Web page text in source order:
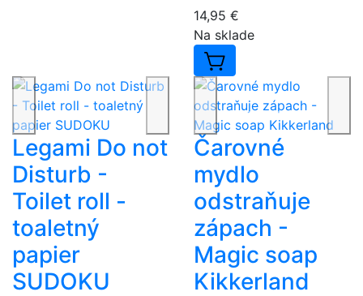
14,95 €
Na sklade
Legami Do not
Disturb -
Toilet roll -
toaletný
papier
SUDOKU
Čarovné
mydlo
odstraňuje
zápach -
Magic soap
Kikkerland